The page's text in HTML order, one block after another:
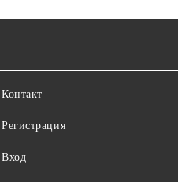
Контакт
Регистрация
Вход